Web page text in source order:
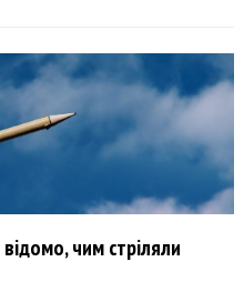
чим стріляли